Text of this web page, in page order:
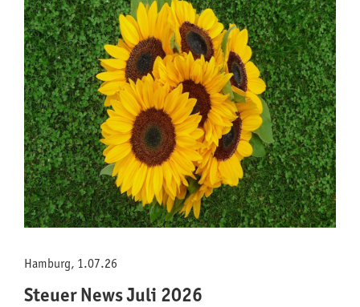
Hamburg, 1.07.26
Steuer News Juli 2026